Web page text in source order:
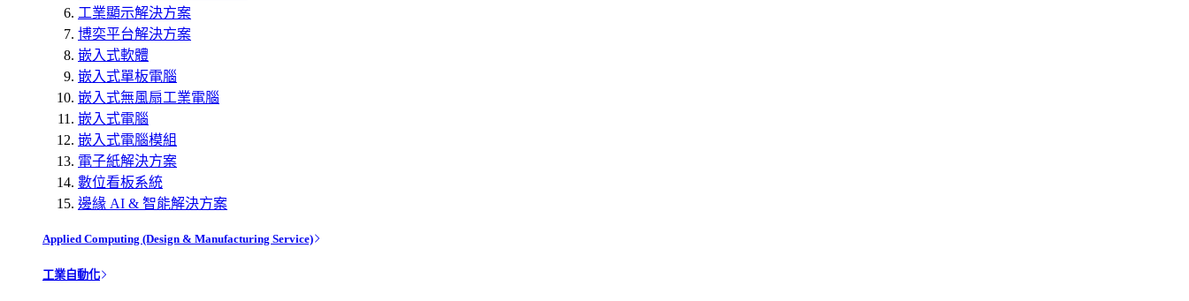
工業顯示解決方案
博奕平台解決方案
嵌入式軟體
嵌入式單板電腦
嵌入式無風扇工業電腦
嵌入式電腦
嵌入式電腦模組
電子紙解決方案
數位看板系統
邊緣 AI & 智能解決方案
Applied Computing (Design & Manufacturing Service)
工業自動化